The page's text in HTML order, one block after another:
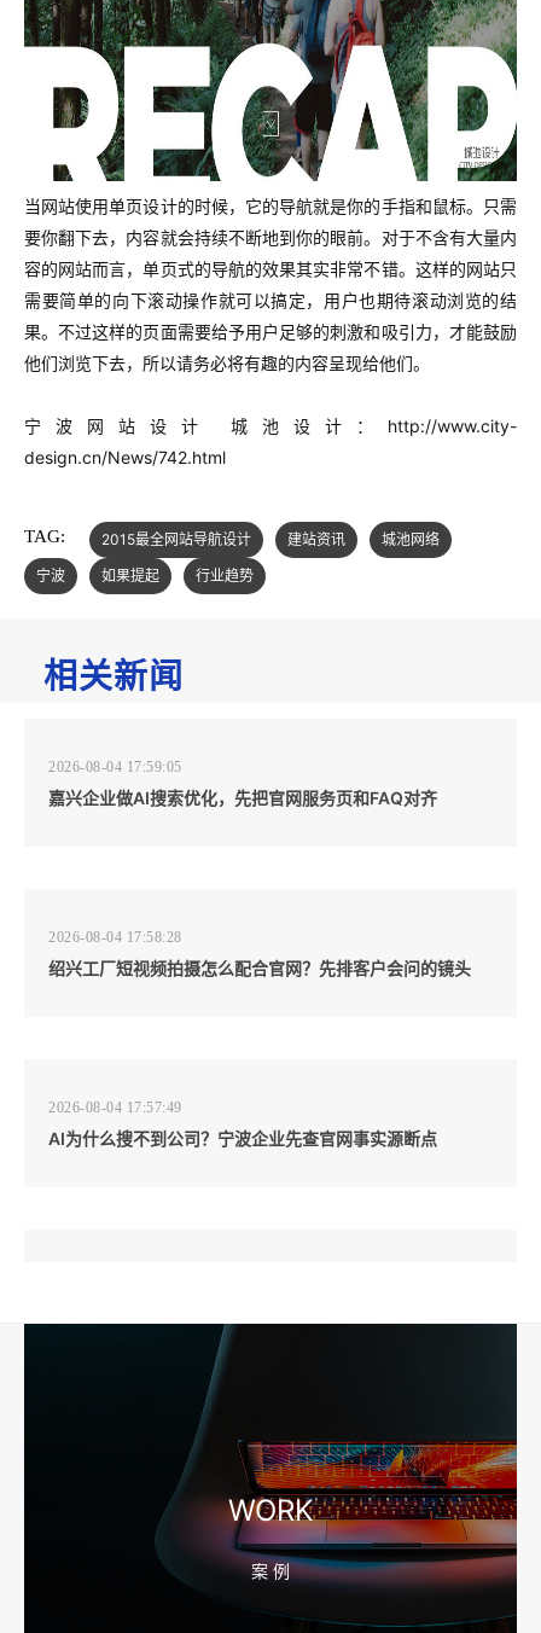
当网站使用单页设计的时候，它的导航就是你的手指和鼠标。只需
要你翻下去，内容就会持续不断地到你的眼前。 对于不含有大量内
容的网站而言，单页式的导航的效果其实非常不错。这样的网站只
需要简单的向下滚动操作就可以搞定，用户也期待滚动浏览的结
果。不过这样的页面需要给予用户足够的刺激和吸引力，才能鼓励
他们浏览下去，所以请务必将有趣的内容呈现给他们。
宁波网站设计 城池设计：http://www.city-
design.cn/News/742.html
TAG: 2015最全网站导航设计 建站资讯
城池网络
宁波
如果提起 行业趋势
相关新闻
2026-08-04 17:59:05
嘉兴企业做AI搜索优化，先把官网服务页和FAQ对齐
2026-08-04 17:58:28
绍兴工厂短视频拍摄怎么配合官网？先排客户会问的镜头
2026-08-04 17:57:49
AI为什么搜不到公司？宁波企业先查官网事实源断点
宁波高端网站建设公司推荐，移动端验收别放到最后
WORK
案 例